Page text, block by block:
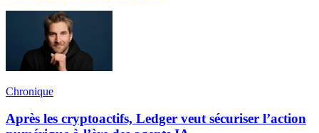
Chronique
Après les cryptoactifs, Ledger veut sécuriser l’action